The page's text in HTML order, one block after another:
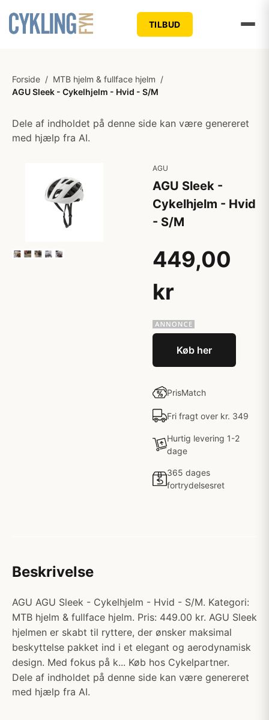
TILBUD
Forside / MTB hjelm & fullface hjelm /
AGU Sleek - Cykelhjelm - Hvid - S/M
Dele af indholdet på denne side kan være genereret
med hjælp fra AI.
AGU
AGU Sleek -
Cykelhjelm - Hvid
- S/M
449,00
kr
Køb her
PrisMatch
Fri fragt over kr. 349
Hurtig levering 1-2
dage
365 dages
fortrydelsesret
Beskrivelse
AGU AGU Sleek - Cykelhjelm - Hvid - S/M. Kategori:
MTB hjelm & fullface hjelm. Pris: 449.00 kr. AGU Sleek
hjelmen er skabt til ryttere, der ønsker maksimal
beskyttelse pakket ind i et elegant og aerodynamisk
design. Med fokus på k... Køb hos Cykelpartner.
Dele af indholdet på denne side kan være genereret
med hjælp fra AI.